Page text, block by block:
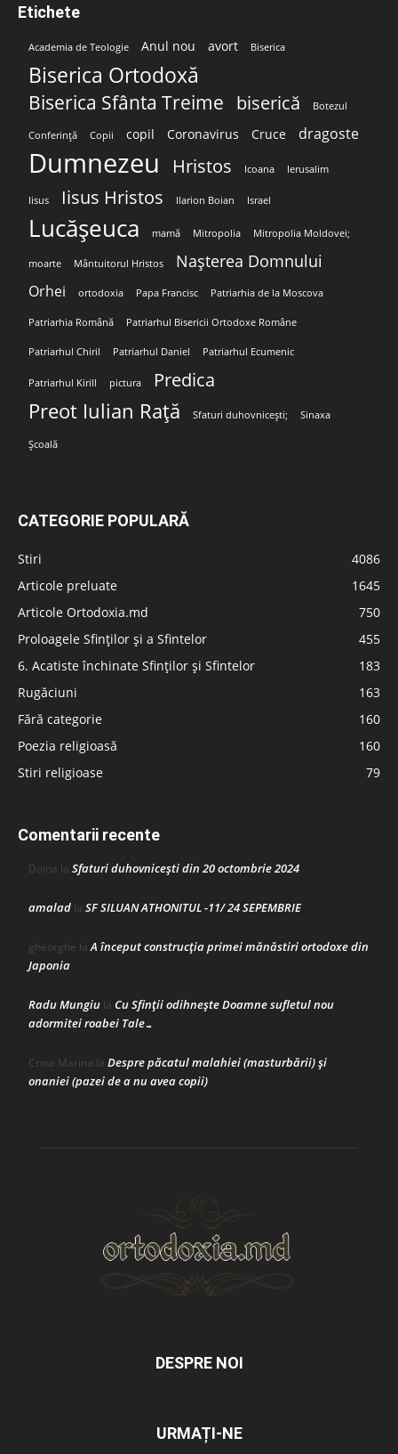
Etichete
Academia de Teologie Anul nou avort Biserica
Biserica Ortodoxă
Biserica Sfânta Treime biserică Botezul
Conferință Copii copil Coronavirus Cruce dragoste
Dumnezeu Hristos Icoana Ierusalim
Iisus Iisus Hristos Ilarion Boian Israel
Lucășeuca mamă Mitropolia Mitropolia Moldovei;
moarte Mântuitorul Hristos Nașterea Domnului
Orhei ortodoxia Papa Francisc Patriarhia de la Moscova
Patriarhia Română Patriarhul Bisericii Ortodoxe Române
Patriarhul Chiril Patriarhul Daniel Patriarhul Ecumenic
Patriarhul Kirill pictura Predica
Preot Iulian Rață Sfaturi duhovnicești; Sinaxa
Școală
CATEGORIE POPULARĂ
Stiri
4086
Articole preluate
1645
Articole Ortodoxia.md
750
Proloagele Sfinților și a Sfintelor
455
6. Acatiste închinate Sfinților și Sfintelor
183
Rugăciuni
163
Fără categorie
160
Poezia religioasă
160
Stiri religioase
79
Comentarii recente
Doina la Sfaturi duhovnicești din 20 octombrie 2024
amalad la SF SILUAN ATHONITUL -11/ 24 SEPEMBRIE
gheorghe laA început construcţia primei mănăstiri ortodoxe din
Japonia
Radu Mungiu la Cu Sfinții odihnește Doamne sufletul nou
adormitei roabei Tale…
Crina Marina la Despre păcatul malahiei (masturbării) şi
onaniei (pazei de a nu avea copii)
DESPRE NOI
URMAȚI-NE